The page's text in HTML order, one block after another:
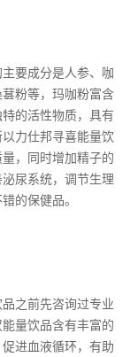
要成分是人参、咖
粉等，玛咖粉富含
的活性物质，具有
力仕邦寻喜能量饮
，同时增加精子的
尿系统，调节生理
的保健品。
之前先咨询过专业
量饮品含有丰富的
进血液循环，有助